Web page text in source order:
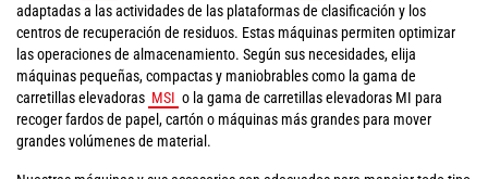
adaptadas a las actividades de las plataformas de clasificación y los
centros de recuperación de residuos. Estas máquinas permiten optimizar
las operaciones de almacenamiento. Según sus necesidades, elija
máquinas pequeñas, compactas y maniobrables como la gama de
carretillas elevadoras MSI o la gama de carretillas elevadoras MI para
recoger fardos de papel, cartón o máquinas más grandes para mover
grandes volúmenes de material.